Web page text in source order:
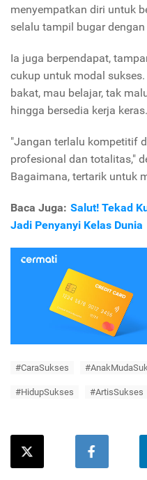
menyempatkan diri untuk
selalu tampil bugar
Ia juga berpendapat,
cukup untuk modal
bakat, mau belajar, tak
hingga bersedia kerja keras.
"Jangan terlalu kompetitif
profesional dan totalitas,"
Bagaimana, tertarik untuk
Baca Juga: Salut! Tekad
Jadi Penyanyi Kelas Dunia
#CaraSukses
#HidupSukses #ArtisSukses